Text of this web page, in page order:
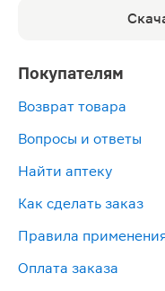
Покупателям
Возврат товара
Вопросы и ответы
Найти аптеку
Как сделать заказ
Правила
Оплата заказа